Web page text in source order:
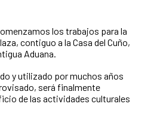
los trabajos para la
contiguo a la Casa del Cuño,
Aduana.
y utilizado por muchos años
será finalmente
de las actividades culturales